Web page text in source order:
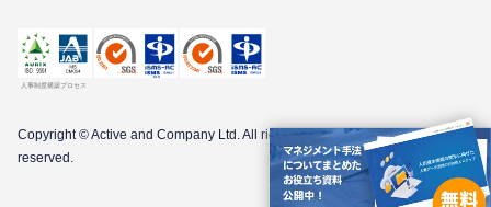
Copyright © Active and Company Ltd. All rights
reserved.